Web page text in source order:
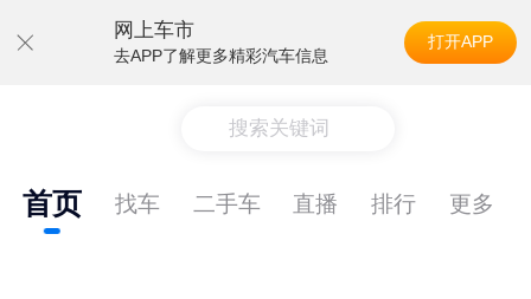
网上车市
去APP了解更多精彩汽车信息
打开APP
搜索关键词
首页 找车 二手车 直播 排行 更多